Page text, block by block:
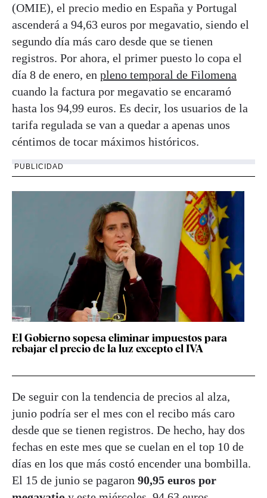
(OMIE), el precio medio en España y Portugal
ascenderá a 94,63 euros por megavatio, siendo el
segundo día más caro desde que se tienen
registros. Por ahora, el primer puesto lo copa el
día 8 de enero, en pleno temporal de Filomena
cuando la factura por megavatio se encaramó
hasta los 94,99 euros. Es decir, los usuarios de la
tarifa regulada se van a quedar a apenas unos
céntimos de tocar máximos históricos.
PUBLICIDAD
El Gobierno sopesa eliminar impuestos para
rebajar el precio de la luz excepto el IVA
De seguir con la tendencia de precios al alza,
junio podría ser el mes con el recibo más caro
desde que se tienen registros. De hecho, hay dos
fechas en este mes que se cuelan en el top 10 de
días en los que más costó encender una bombilla.
El 15 de junio se pagaron 90,95 euros por